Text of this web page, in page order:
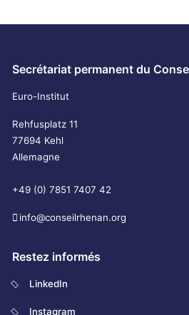
Secrétariat permanent du
Euro-Institut
Rehfusplatz 11
77694 Kehl
Allemagne
+49 (0) 7851 7407 42
info@conseilrhenan.org
Restez informés
LinkedIn
Instagram